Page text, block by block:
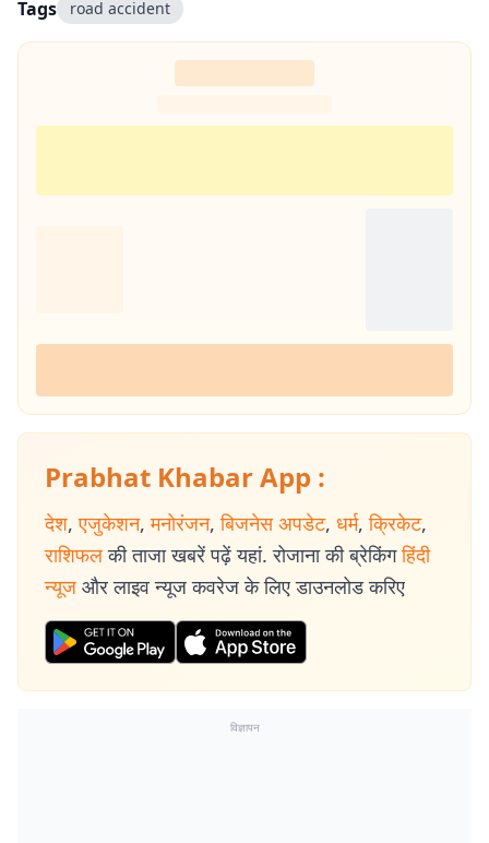
Tags road accident
Prabhat Khabar App :
देश, एजुकेशन, मनोरंजन, बिजनेस अपडेट, धर्म, क्रिकेट,
राशिफल की ताजा खबरें पढ़ें यहां. रोजाना की ब्रेकिंग हिंदी
न्यूज और लाइव न्यूज कवरेज के लिए डाउनलोड करिए
विज्ञापन